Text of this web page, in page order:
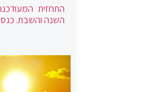
התחזית
השנה והשבת.